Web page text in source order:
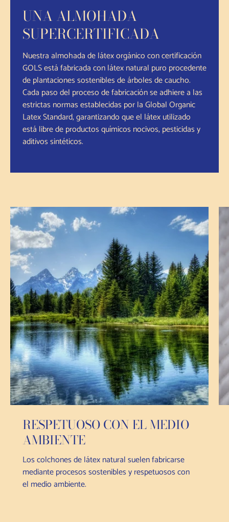
UNA ALMOHADA
SUPERCERTIFICADA
Nuestra almohada de látex orgánico con certificación
GOLS está fabricada con látex natural puro procedente
de plantaciones sostenibles de árboles de caucho.
Cada paso del proceso de fabricación se adhiere a las
estrictas normas establecidas por la Global Organic
Latex Standard, garantizando que el látex utilizado
está libre de productos químicos nocivos, pesticidas y
aditivos sintéticos.
RESPETUOSO CON EL MEDIO
AMBIENTE
Los colchones de látex natural suelen fabricarse
mediante procesos sostenibles y respetuosos con
el medio ambiente.